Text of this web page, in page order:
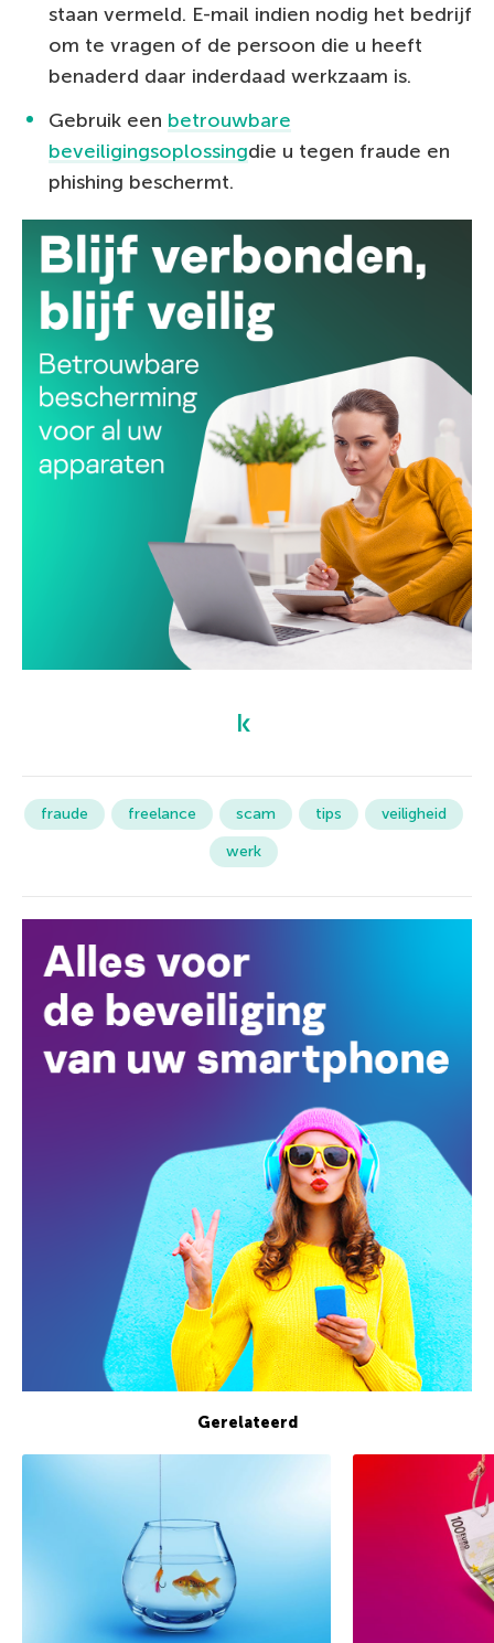
staan vermeld. E-mail indien nodig het bedrijf
om te vragen of de persoon die u heeft
benaderd daar inderdaad werkzaam is.
Gebruik een betrouwbare
beveiligingsoplossingdie u tegen fraude en
phishing beschermt.
fraude freelance scam tips
veiligheid
werk
Gerelateerd